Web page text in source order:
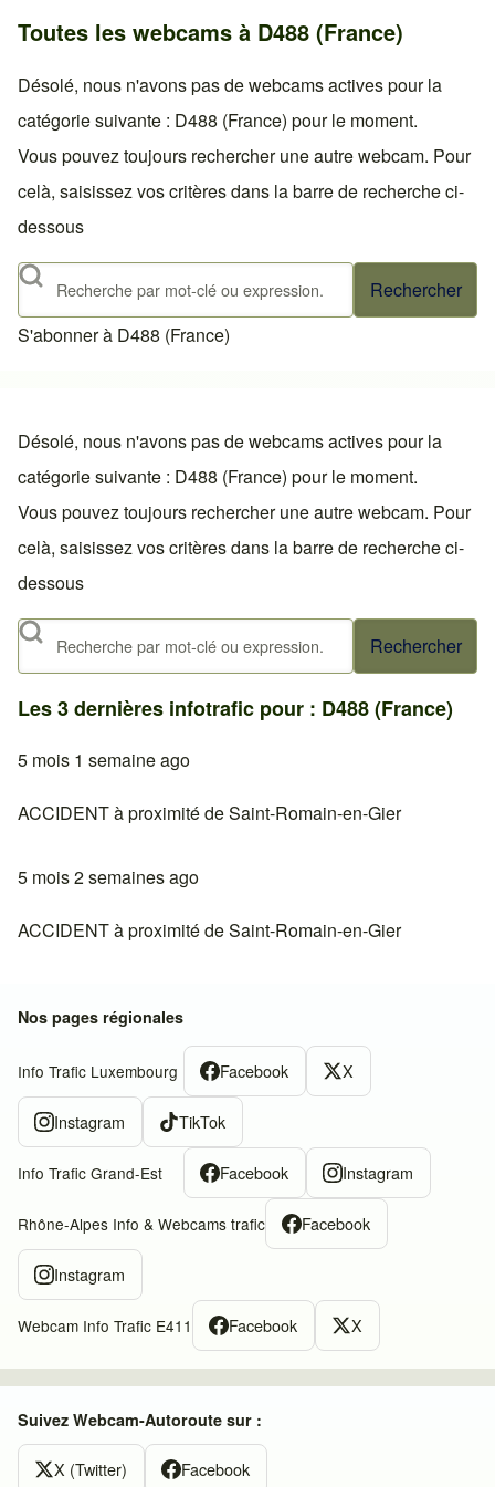
Toutes les webcams à D488 (France)
Désolé, nous n'avons pas de webcams actives pour la
catégorie suivante : D488 (France) pour le moment.
Vous pouvez toujours rechercher une autre webcam. Pour
celà, saisissez vos critères dans la barre de recherche ci-
dessous
Rechercher
S'abonner à D488 (France)
Désolé, nous n'avons pas de webcams actives pour la
catégorie suivante : D488 (France) pour le moment.
Vous pouvez toujours rechercher une autre webcam. Pour
celà, saisissez vos critères dans la barre de recherche ci-
dessous
Rechercher
Les 3 dernières infotrafic pour : D488 (France)
5 mois 1 semaine ago
ACCIDENT à proximité de Saint-Romain-en-Gier
5 mois 2 semaines ago
ACCIDENT à proximité de Saint-Romain-en-Gier
Nos pages régionales
Info Trafic Luxembourg Facebook X
Instagram TikTok
Info Trafic Grand-Est Facebook Instagram
Rhône-Alpes Info & Webcams trafic Facebook
Instagram
Webcam Info Trafic E411 Facebook X
Suivez Webcam-Autoroute sur :
X (Twitter) Facebook